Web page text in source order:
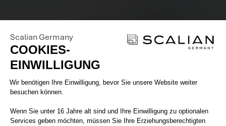
Scalian Germany
COOKIES-
EINWILLIGUNG
Einwilligungsmanagementplattform:
Wir benötigen Ihre Einwilligung, bevor Sie unsere Website weiter
besuchen können.
Wenn Sie unter 16 Jahre alt sind und Ihre Einwilligung zu optionalen
Services geben möchten, müssen Sie Ihre Erziehungsberechtigten